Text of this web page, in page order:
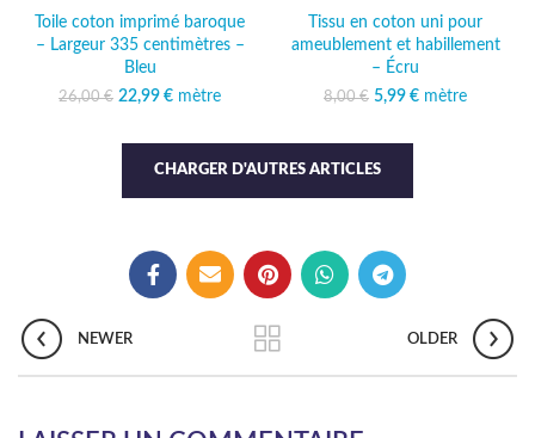
Toile coton imprimé baroque
– Largeur 335 centimètres –
Bleu
26,00€ Le prix initial était :
22,99 €
Le prix
22,99 €.
mètre
Tissu en coton uni pour
ameublement et habillement
– Écru
8,00€ Le prix initial était :
5,99 € Le prix actuel
mètre
CHARGER D'AUTRES ARTICLES
NEWER OLDER